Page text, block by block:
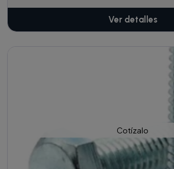
Ver detalles
Cotízalo